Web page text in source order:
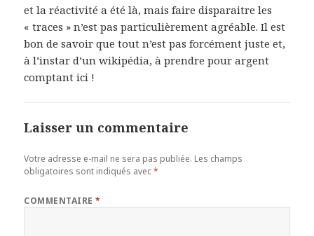
et la réactivité a été là, mais faire disparaitre les
« traces » n’est pas particulièrement agréable. Il est
bon de savoir que tout n’est pas forcément juste et,
à l’instar d’un wikipédia, à prendre pour argent
comptant ici !
Laisser un commentaire
Votre adresse e-mail ne sera pas publiée. Les champs
obligatoires sont indiqués avec*
COMMENTAIRE*